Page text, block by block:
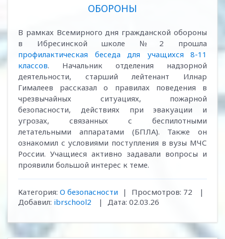
ОБОРОНЫ
В рамках Всемирного дня гражданской обороны
в Ибресинской школе №2 прошла
профилактическая беседа для учащихся 8-11
классов. Начальник отделения надзорной
деятельности, старший лейтенант Илнар
Гималеев рассказал о правилах поведения в
чрезвычайных ситуациях, пожарной
безопасности, действиях при эвакуации и
угрозах, связанных с беспилотными
летательными аппаратами (БПЛА). Также он
ознакомил с условиями поступления в вузы МЧС
России. Учащиеся активно задавали вопросы и
проявили большой интерес к теме.
Категория: О безопасности | Просмотров: 72
|
Добавил: ibrschool2 | Дата: 02.03.26